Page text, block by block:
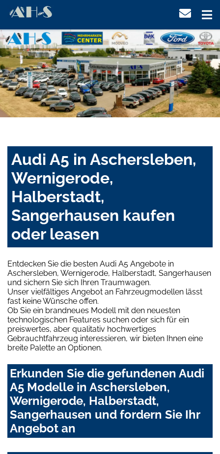
Audi A5 in Aschersleben,
Wernigerode,
Halberstadt,
Sangerhausen kaufen
oder leasen
Entdecken Sie die besten Audi A5 Angebote in
Aschersleben, Wernigerode, Halberstadt, Sangerhausen
und sichern Sie sich Ihren Traumwagen.
Unser vielfältiges Angebot an Fahrzeugmodellen lässt
fast keine Wünsche offen.
Ob Sie ein brandneues Modell mit den neuesten
technologischen Features suchen oder sich für ein
preiswertes, aber qualitativ hochwertiges
Gebrauchtfahrzeug interessieren, wir bieten Ihnen eine
breite Palette an Optionen.
Erkunden Sie die gefundenen Audi
A5 Modelle in Aschersleben,
Wernigerode, Halberstadt,
Sangerhausen und fordern Sie Ihr
Angebot an